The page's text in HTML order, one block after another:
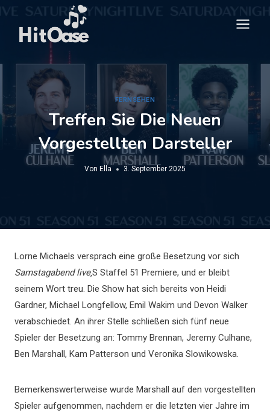
springen
FERNSEHEN
Treffen Sie Die Neuen
Vorgestellten Darsteller
Von Ella 3. September 2025
Lorne Michaels versprach eine große Besetzung vor sich
Samstagabend live‚S Staffel 51 Premiere, und er bleibt
seinem Wort treu. Die Show hat sich bereits von Heidi
Gardner, Michael Longfellow, Emil Wakim und Devon Walker
verabschiedet. An ihrer Stelle schließen sich fünf neue
Spieler der Besetzung an: Tommy Brennan, Jeremy Culhane,
Ben Marshall, Kam Patterson und Veronika Slowikowska.
Bemerkenswerterweise wurde Marshall auf den vorgestellten
Spieler aufgenommen, nachdem er die letzten vier Jahre im